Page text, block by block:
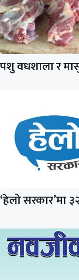
पशु वधशाला र
‘हेलो सरकार’मा